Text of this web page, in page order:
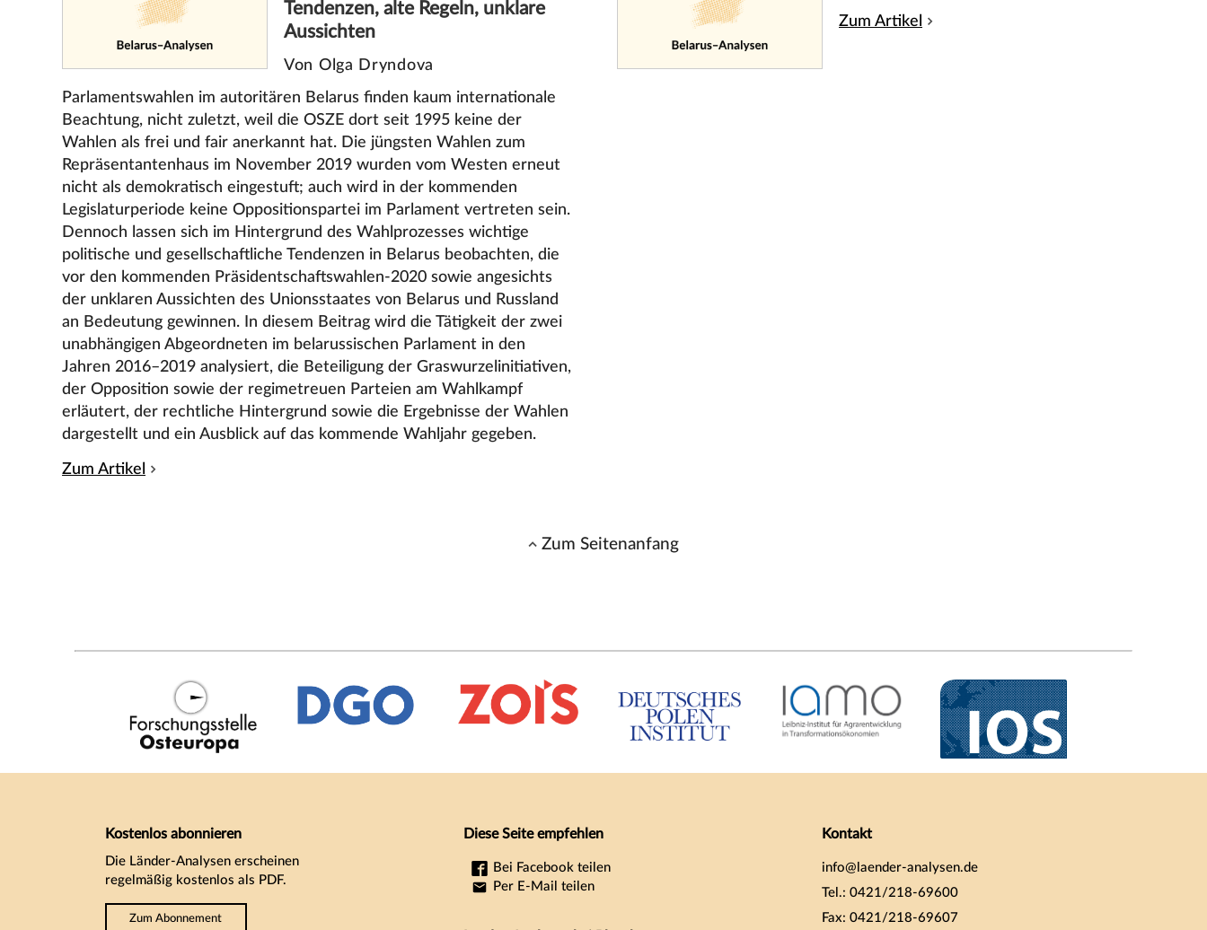
Tendenzen, alte Regeln, unklare
Aussichten
Von Olga Dryndova
Parlamentswahlen im autoritären Belarus finden kaum internationale
Beachtung, nicht zuletzt, weil die OSZE dort seit 1995 keine der
Wahlen als frei und fair anerkannt hat. Die jüngsten Wahlen zum
Repräsentantenhaus im November 2019 wurden vom Westen erneut
nicht als demokratisch eingestuft; auch wird in der kommenden
Legislaturperiode keine Oppositionspartei im Parlament vertreten sein.
Dennoch lassen sich im Hintergrund des Wahlprozesses wichtige
politische und gesellschaftliche Tendenzen in Belarus beobachten, die
vor den kommenden Präsidentschaftswahlen-2020 sowie angesichts
der unklaren Aussichten des Unionsstaates von Belarus und Russland
an Bedeutung gewinnen. In diesem Beitrag wird die Tätigkeit der zwei
unabhängigen Abgeordneten im belarussischen Parlament in den
Jahren 2016–2019 analysiert, die Beteiligung der Graswurzelinitiativen,
der Opposition sowie der regimetreuen Parteien am Wahlkampf
erläutert, der rechtliche Hintergrund sowie die Ergebnisse der Wahlen
dargestellt und ein Ausblick auf das kommende Wahljahr gegeben.
Zum Artikel
Zum Artikel
Zum Seitenanfang
Kostenlos abonnieren
Die Länder-Analysen erscheinen
regelmäßig kostenlos als PDF.
Zum Abonnement
Diese Seite empfehlen
Bei Facebook teilen
Per E-Mail teilen
Kontakt
info@laender-analysen.de
Tel.: 0421/218-69600
Fax: 0421/218-69607